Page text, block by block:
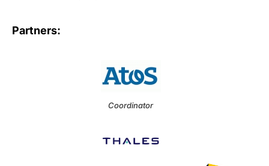
Partners:
Coordinator